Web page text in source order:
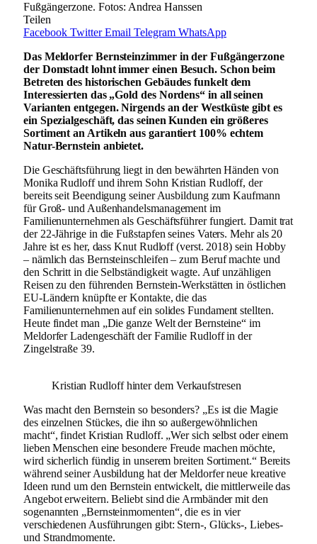
Fußgängerzone. Fotos: Andrea Hanssen
Teilen
Facebook Twitter Email Telegram WhatsApp
Das Meldorfer Bernsteinzimmer in der Fußgängerzone
der Domstadt lohnt immer einen Besuch. Schon beim
Betreten des historischen Gebäudes funkelt dem
Interessierten das „Gold des Nordens“ in all seinen
Varianten entgegen. Nirgends an der Westküste gibt es
ein Spezialgeschäft, das seinen Kunden ein größeres
Sortiment an Artikeln aus garantiert 100% echtem
Natur-Bernstein anbietet.
Die Geschäftsführung liegt in den bewährten Händen von
Monika Rudloff und ihrem Sohn Kristian Rudloff, der
bereits seit Beendigung seiner Ausbildung zum Kaufmann
für Groß- und Außenhandelsmanagement im
Familienunternehmen als Geschäftsführer fungiert. Damit trat
der 22-Jährige in die Fußstapfen seines Vaters. Mehr als 20
Jahre ist es her, dass Knut Rudloff (verst. 2018) sein Hobby
– nämlich das Bernsteinschleifen – zum Beruf machte und
den Schritt in die Selbständigkeit wagte. Auf unzähligen
Reisen zu den führenden Bernstein-Werkstätten in östlichen
EU-Ländern knüpfte er Kontakte, die das
Familienunternehmen auf ein solides Fundament stellten.
Heute findet man „Die ganze Welt der Bernsteine“ im
Meldorfer Ladengeschäft der Familie Rudloff in der
Zingelstraße 39.
Kristian Rudloff hinter dem Verkaufstresen
Was macht den Bernstein so besonders? „Es ist die Magie
des einzelnen Stückes, die ihn so außergewöhnlichen
macht“, findet Kristian Rudloff. „Wer sich selbst oder einem
lieben Menschen eine besondere Freude machen möchte,
wird sicherlich fündig in unserem breiten Sortiment.“ Bereits
während seiner Ausbildung hat der Meldorfer neue kreative
Ideen rund um den Bernstein entwickelt, die mittlerweile das
Angebot erweitern. Beliebt sind die Armbänder mit den
sogenannten „Bernsteinmomenten“, die es in vier
verschiedenen Ausführungen gibt: Stern-, Glücks-, Liebes-
und Strandmomente.